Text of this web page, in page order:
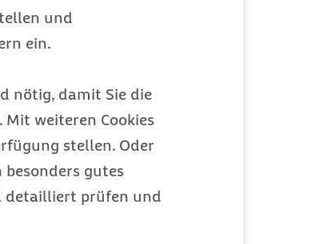
und
ein.
nötig, damit Sie die
weiteren Cookies
stellen. Oder
gutes
detailliert prüfen und